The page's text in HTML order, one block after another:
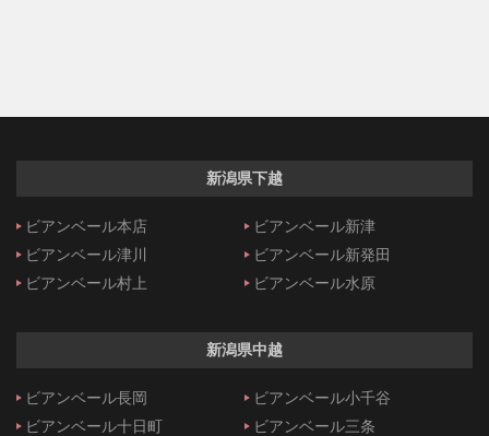
新潟県下越
ビアンベール本店
ビアンベール新津
ビアンベール津川
ビアンベール新発田
ビアンベール村上
ビアンベール水原
新潟県中越
ビアンベール長岡
ビアンベール小千谷
ビアンベール十日町
ビアンベール三条